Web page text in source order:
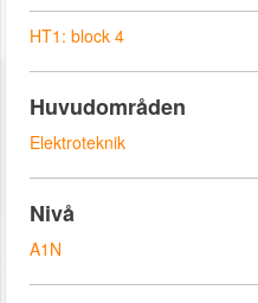
HT1: block 4
Huvudområden
Elektroteknik
Nivå
A1N